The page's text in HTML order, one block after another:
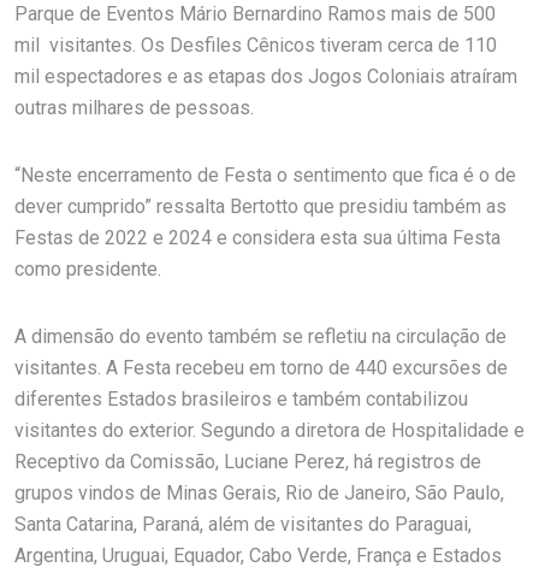
Parque de Eventos Mário Bernardino Ramos mais de 500
mil visitantes. Os Desfiles Cênicos tiveram cerca de 110
mil espectadores e as etapas dos Jogos Coloniais atraíram
outras milhares de pessoas.
“Neste encerramento de Festa o sentimento que fica é o de
dever cumprido” ressalta Bertotto que presidiu também as
Festas de 2022 e 2024 e considera esta sua última Festa
como presidente.
A dimensão do evento também se refletiu na circulação de
visitantes. A Festa recebeu em torno de 440 excursões de
diferentes Estados brasileiros e também contabilizou
visitantes do exterior. Segundo a diretora de Hospitalidade e
Receptivo da Comissão, Luciane Perez, há registros de
grupos vindos de Minas Gerais, Rio de Janeiro, São Paulo,
Santa Catarina, Paraná, além de visitantes do Paraguai,
Argentina, Uruguai, Equador, Cabo Verde, França e Estados